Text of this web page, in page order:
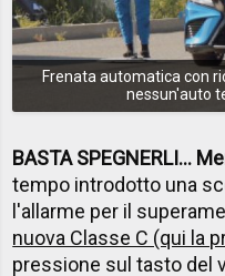
Frenata automatica con
nessun'auto
BASTA SPEGNERLI...
tempo introdotto una
l'allarme per il
nuova Classe C (qui la
pressione sul tasto del